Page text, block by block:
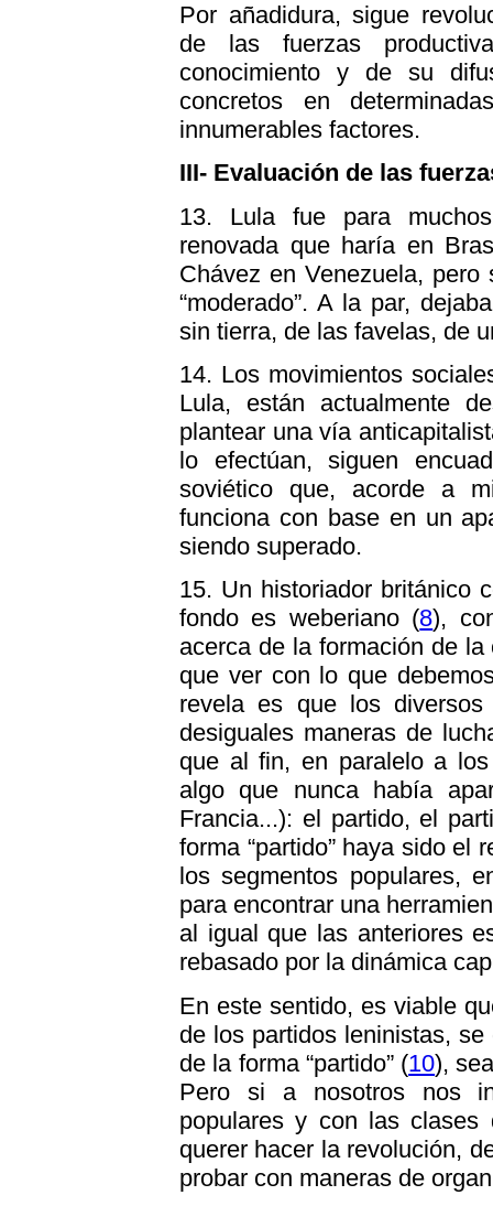
Por añadidura, sigue
de las fuerzas
conocimiento y de su
concretos en
innumerables factores.
III- Evaluación de las
13. Lula fue para
renovada que haría en
Chávez en Venezuela, pero
“moderado”. A la par,
sin tierra, de las favelas, de
14. Los movimientos
Lula, están actualmente
plantear una vía
lo efectúan, siguen
soviético que, acorde a
funciona con base en un
siendo superado.
15. Un historiador británico
fondo es weberiano (8),
acerca de la formación de
que ver con lo que
revela es que los diversos
desiguales maneras de
que al fin, en paralelo a los
algo que nunca había
Francia...): el partido, el
forma “partido” haya sido el
los segmentos populares,
para encontrar una
al igual que las anteriores
rebasado por la dinámica
En este sentido, es viable
de los partidos leninistas,
de la forma “partido” (10),
Pero si a nosotros nos
populares y con las clases
querer hacer la revolución,
probar con maneras de